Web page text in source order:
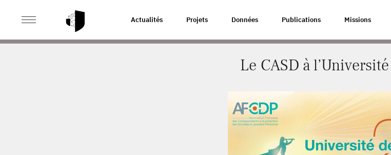
Actualités Projets Données Publications Missions
ACCUEIL ACTUALITÉS > LE CASD À L’UNIVERSITÉ DES DPO
Le CASD à